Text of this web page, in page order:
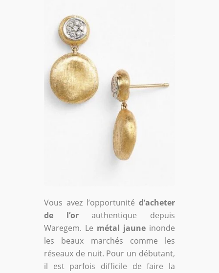
Vous avez l’opportunité d’acheter
de l’orauthentique depuis
Waregem. Le métal jaune inonde
les beaux marchés comme les
réseaux de nuit. Pour un débutant,
il est parfois difficile de faire la